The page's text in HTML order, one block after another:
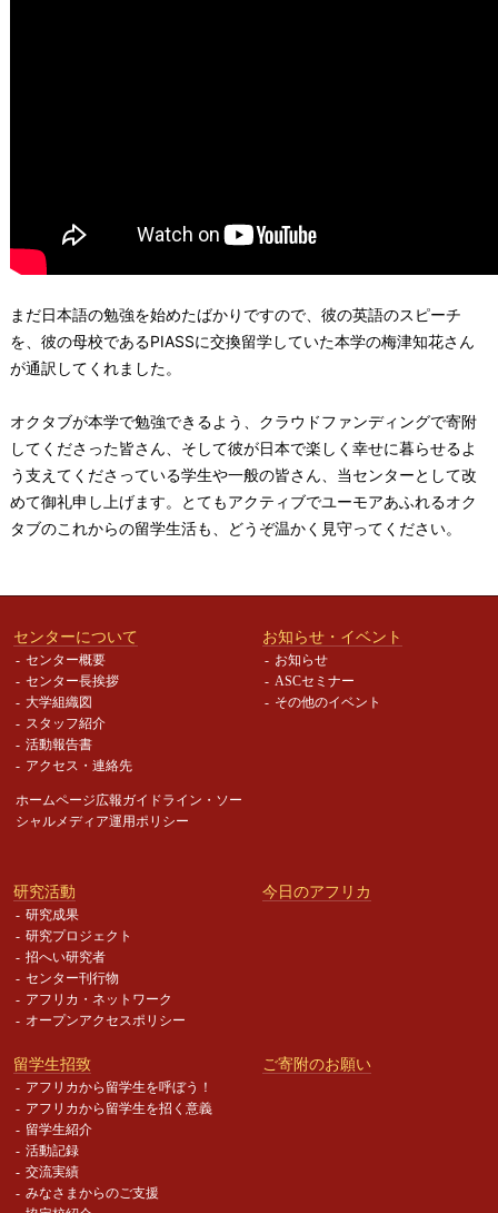
まだ日本語の勉強を始めたばかりですので、彼の英語のスピーチ
を、彼の母校であるPIASSに交換留学していた本学の梅津知花さん
が通訳してくれました。
オクタブが本学で勉強できるよう、クラウドファンディングで寄附
してくださった皆さん、そして彼が日本で楽しく幸せに暮らせるよ
う支えてくださっている学生や一般の皆さん、当センターとして改
めて御礼申し上げます。とてもアクティブでユーモアあふれるオク
タブのこれからの留学生活も、どうぞ温かく見守ってください。
センターについて
センター概要
センター長挨拶
大学組織図
スタッフ紹介
活動報告書
アクセス・連絡先
ホームページ広報ガイドライン・ ソー
シャルメディア運用ポリシー
お知らせ・イベント
お知らせ
ASCセミナー
その他のイベント
研究活動
研究成果
研究プロジェクト
招へい研究者
センター刊行物
アフリカ・ネットワーク
オープンアクセスポリシー
今日のアフリカ
留学生招致
アフリカから留学生を呼ぼう！
アフリカから留学生を招く意義
留学生紹介
活動記録
交流実績
みなさまからのご支援
ご寄附のお願い